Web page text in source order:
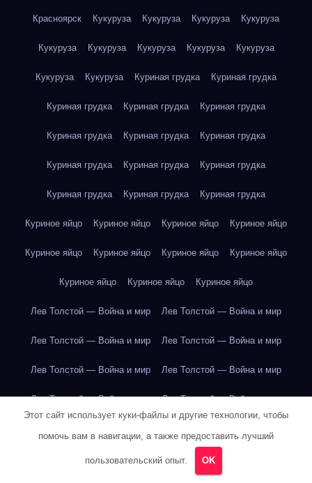
Красноярск Кукуруза Кукуруза Кукуруза Кукуруза
Кукуруза Кукуруза Кукуруза Кукуруза Кукуруза
Кукуруза Кукуруза Куриная грудка Куриная грудка
Куриная грудка Куриная грудка Куриная грудка
Куриная грудка Куриная грудка Куриная грудка
Куриная грудка Куриная грудка Куриная грудка
Куриная грудка Куриная грудка Куриная грудка
Куриное яйцо Куриное яйцо Куриное яйцо Куриное яйцо
Куриное яйцо Куриное яйцо Куриное яйцо Куриное яйцо
Куриное яйцо Куриное яйцо Куриное яйцо
Лев Толстой — Война и мир Лев Толстой — Война и мир
Лев Толстой — Война и мир Лев Толстой — Война и мир
Лев Толстой — Война и мир Лев Толстой — Война и мир
Лев Толстой — Война и мир Лев Толстой — Война и мир
Лев Толстой — Война и мир Лев Толстой — Война и мир
Этот сайт использует куки-файлы и другие технологии, чтобы
помочь вам в навигации, а также предоставить лучший
пользовательский опыт. OK